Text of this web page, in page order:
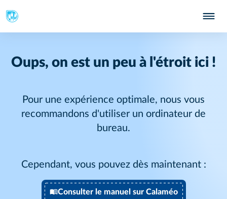
Oups, on est un peu à l'étroit ici !
Pour une expérience optimale, nous vous
recommandons d'utiliser un ordinateur de
bureau.
Cependant, vous pouvez dès maintenant :
Consulter le manuel sur Calaméo